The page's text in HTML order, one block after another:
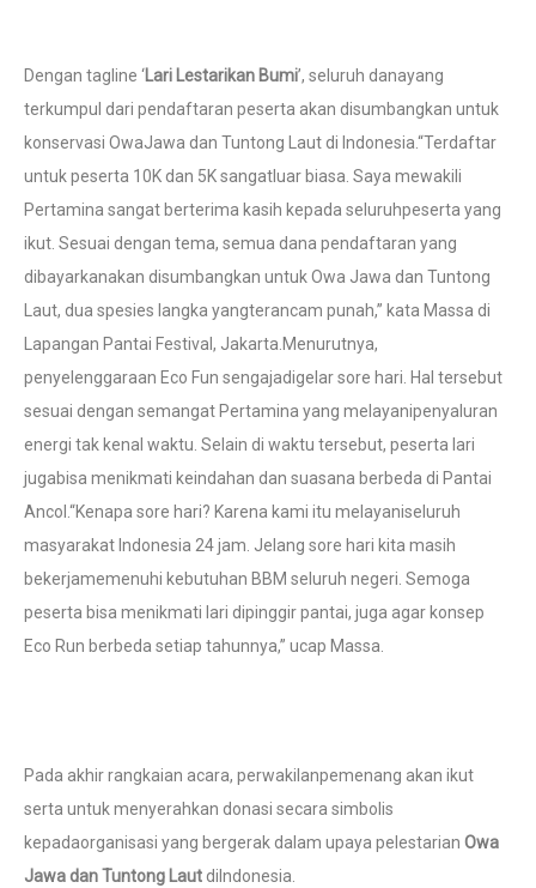
Dengan tagline ‘Lari Lestarikan Bumi’, seluruh danayang
terkumpul dari pendaftaran peserta akan disumbangkan untuk
konservasi OwaJawa dan Tuntong Laut di Indonesia.“Terdaftar
untuk peserta 10K dan 5K sangatluar biasa. Saya mewakili
Pertamina sangat berterima kasih kepada seluruhpeserta yang
ikut. Sesuai dengan tema, semua dana pendaftaran yang
dibayarkanakan disumbangkan untuk Owa Jawa dan Tuntong
Laut, dua spesies langka yangterancam punah,” kata Massa di
Lapangan Pantai Festival, Jakarta.Menurutnya,
penyelenggaraan Eco Fun sengajadigelar sore hari. Hal tersebut
sesuai dengan semangat Pertamina yang melayanipenyaluran
energi tak kenal waktu. Selain di waktu tersebut, peserta lari
jugabisa menikmati keindahan dan suasana berbeda di Pantai
Ancol.“Kenapa sore hari? Karena kami itu melayaniseluruh
masyarakat Indonesia 24 jam. Jelang sore hari kita masih
bekerjamemenuhi kebutuhan BBM seluruh negeri. Semoga
peserta bisa menikmati lari dipinggir pantai, juga agar konsep
Eco Run berbeda setiap tahunnya,” ucap Massa.
Pada akhir rangkaian acara, perwakilanpemenang akan ikut
serta untuk menyerahkan donasi secara simbolis
kepadaorganisasi yang bergerak dalam upaya pelestarian Owa
Jawa dan Tuntong Laut diIndonesia.